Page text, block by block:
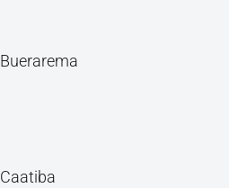
Buerarema
Caatiba